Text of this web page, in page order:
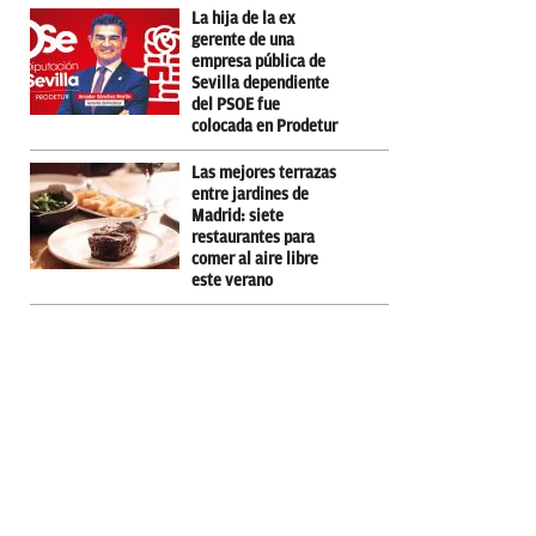
La hija de la ex
gerente de una
empresa pública de
Sevilla dependiente
del PSOE fue
colocada en Prodetur
Las mejores terrazas
entre jardines de
Madrid: siete
restaurantes para
comer al aire libre
este verano